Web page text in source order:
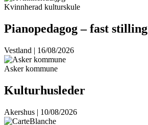
Kvinnherad kulturskule
Pianopedagog – fast stilling
Vestland | 16/08/2026
Asker kommune
Kulturhusleder
Akershus | 10/08/2026